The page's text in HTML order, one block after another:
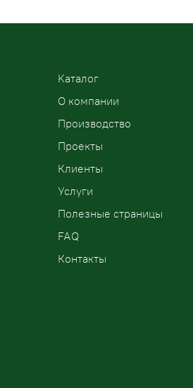
Kаталог
О компании
Производство
Проекты
Клиенты
Услуги
Полезные страницы
FAQ
Контакты